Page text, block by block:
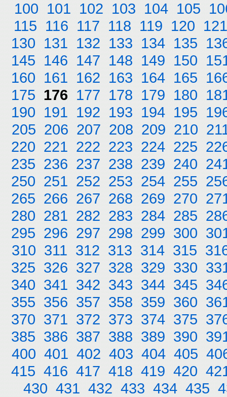
100 101 102 103 104 105
115 116 117 118 119 120 121
130 131 132 133 134 135
145 146 147 148 149 150
160 161 162 163 164 165
175 176 177 178 179 180
190 191 192 193 194 195
205 206 207 208 209 210
220 221 222 223 224 225
235 236 237 238 239 240
250 251 252 253 254 255
265 266 267 268 269 270
280 281 282 283 284 285
295 296 297 298 299 300
310 311 312 313 314 315
325 326 327 328 329 330
340 341 342 343 344 345
355 356 357 358 359 360
370 371 372 373 374 375
385 386 387 388 389 390
400 401 402 403 404 405
415 416 417 418 419 420
430 431 432 433 434 435